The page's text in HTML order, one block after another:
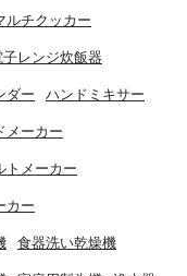
ルチクッカー
子レンジ炊飯器
ダー ハンドミキサー
メーカー
トメーカー
カー
食器洗い乾燥機